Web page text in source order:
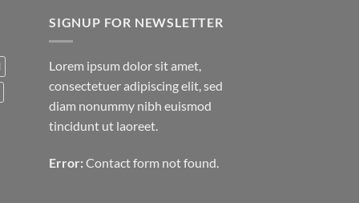
SIGNUP FOR NEWSLETTER
Lorem ipsum dolor sit amet,
consectetuer adipiscing elit, sed
diam nonummy nibh euismod
tincidunt ut laoreet.
Error: Contact form not found.